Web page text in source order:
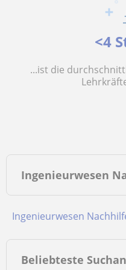
<4
...ist die
Ingenieurwesen
Ingenieurwesen
Beliebteste